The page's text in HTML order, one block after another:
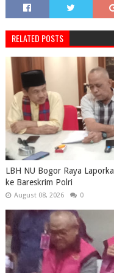
RELATED POSTS
LBH NU Bogor Raya
ke Bareskrim Polri
August 08, 2026 0